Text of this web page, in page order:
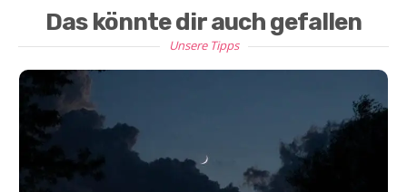
Das könnte dir auch gefallen
Unsere Tipps